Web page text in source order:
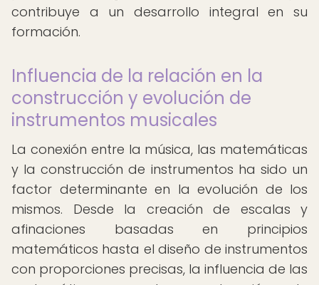
contribuye a un desarrollo integral en su
formación.
Influencia de la relación en la
construcción y evolución de
instrumentos musicales
La conexión entre la música, las matemáticas
y la construcción de instrumentos ha sido un
factor determinante en la evolución de los
mismos. Desde la creación de escalas y
afinaciones basadas en principios
matemáticos hasta el diseño de instrumentos
con proporciones precisas, la influencia de las